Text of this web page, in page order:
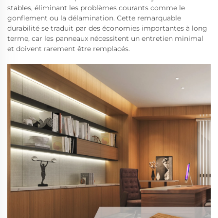
stables, éliminant les problèmes courants comme le
gonflement ou la délamination. Cette remarquable
durabilité se traduit par des économies importantes à long
terme, car les panneaux nécessitent un entretien minimal
et doivent rarement être remplacés.